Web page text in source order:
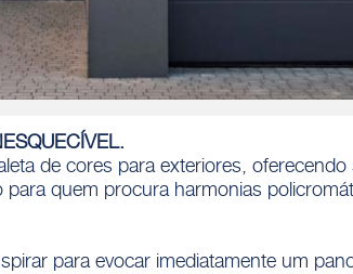
de cores para exteriores,
quem procura harmonias
para evocar imediatamente um